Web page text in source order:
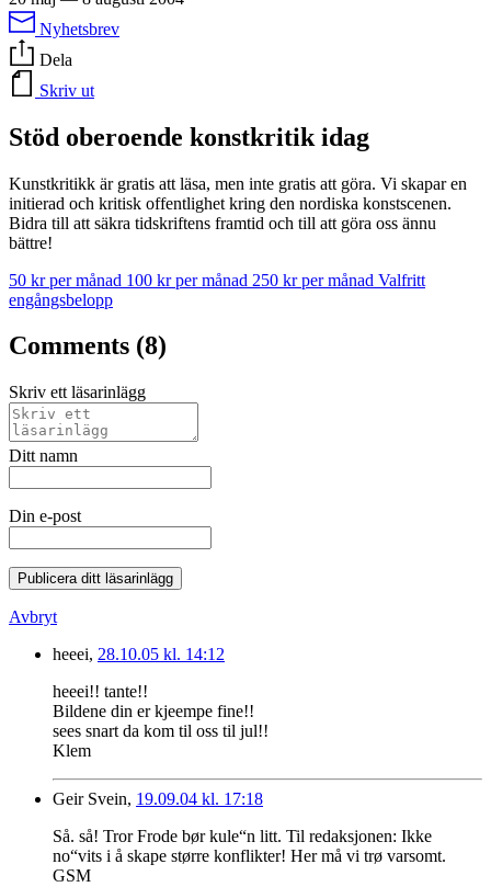
Nyhetsbrev
Dela
Skriv ut
Stöd oberoende konstkritik idag
Kunstkritikk är gratis att läsa, men inte gratis att göra. Vi skapar en
initierad och kritisk offentlighet kring den nordiska konstscenen.
Bidra till att säkra tidskriftens framtid och till att göra oss ännu
bättre!
50 kr per månad 100 kr per månad 250 kr per månad Valfritt
engångsbelopp
Comments (8)
Skriv ett läsarinlägg
Ditt namn
Din e-post
Publicera ditt läsarinlägg
Avbryt
heeei, 28.10.05 kl. 14:12
heeei!! tante!!
Bildene din er kjeempe fine!!
sees snart da kom til oss til jul!!
Klem
Geir Svein, 19.09.04 kl. 17:18
Så. så! Tror Frode bør kule“n litt. Til redaksjonen: Ikke
no“vits i å skape større konflikter! Her må vi trø varsomt.
GSM